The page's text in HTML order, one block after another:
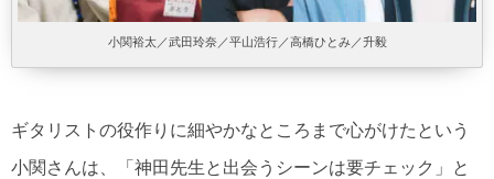
小関裕太／武田玲奈／平山浩行／高橋ひとみ／升毅
ギタリストの役作りに細やかなところまで心がけたという
小関さんは、「神田先生と出会うシーンは要チェック」と